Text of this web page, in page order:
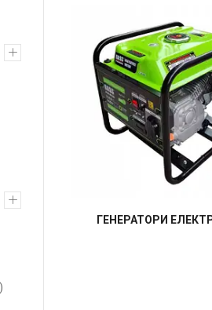
ГЕНЕРАТОРИ